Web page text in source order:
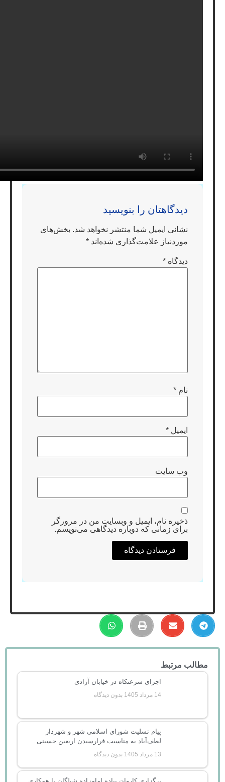
مطالب مرتبط
اجرای سرعتکاه در خیابان آزادی
14 مرداد 1405 بدون دیدگاه
پیام تسلیت شورای اسلامی شهر و شهردار
لطف‌آباد به مناسبت فرارسیدن اربعین حسینی
13 مرداد 1405 بدون دیدگاه
دیدگاهتان را بنویسید
نشانی ایمیل شما منتشر نخواهد شد. بخش‌های
موردنیاز علامت‌گذاری شده‌اند *
دیدگاه *
نام *
ایمیل *
وب‌ سایت
ذخیره نام، ایمیل و وبسایت من در مرورگر
برای زمانی که دوباره دیدگاهی می‌نویسم.